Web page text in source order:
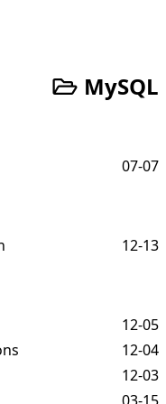
MySQL
07-07
12-13
12-05
12-04
12-03